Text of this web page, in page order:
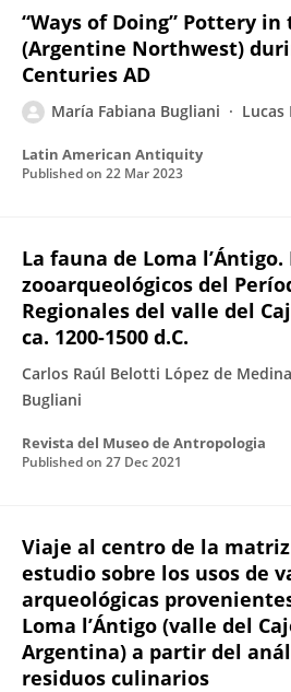
“Ways of Doing” Pottery
(Argentine Northwest)
Centuries AD
María Fabiana Bugliani Lucas
Latin American Antiquity
Published on 22 Mar 2023
La fauna de Loma
zooarqueológicos del
Regionales del valle del
ca. 1200-1500 d.C.
Carlos Raúl Belotti López de Medina
Bugliani
Revista del Museo de Antropologia
Published on 27 Dec 2021
Viaje al centro de la
estudio sobre los usos de
arqueológicas
Loma l’Ántigo (valle del
Argentina) a partir del
residuos culinarios